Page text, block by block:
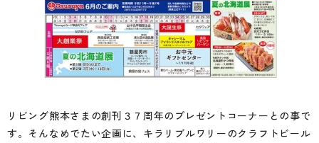
リビング熊本さまの創刊３７周年のプレゼントコーナーとの事で
す。そんなめでたい企画に、キラリブルワリーのクラフトビール